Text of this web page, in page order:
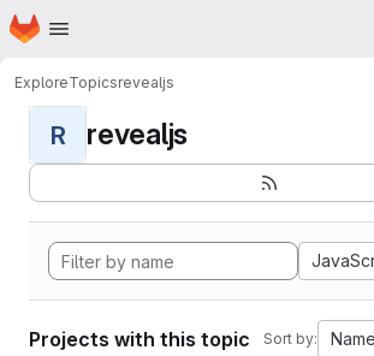
Skip to main content
Homepage
ExploreTopicsrevealjs
R revealjs
Projects with this topic Sort by: Name